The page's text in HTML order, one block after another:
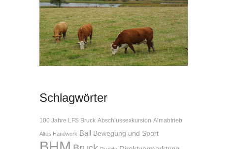
Schlagwörter
100 Jahre LFS Bruck Abschlussexkursion Almabtrieb
Altes Handwerk Ball Bewegung und Sport